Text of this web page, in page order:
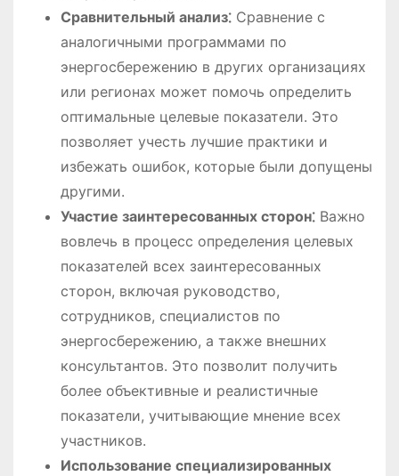
Сравнительный анализ⁚Сравнение с
аналогичными программами по
энергосбережению в других организациях
или регионах может помочь определить
оптимальные целевые показатели. Это
позволяет учесть лучшие практики и
избежать ошибок, которые были допущены
другими.
Участие заинтересованных сторон⁚Важно
вовлечь в процесс определения целевых
показателей всех заинтересованных
сторон, включая руководство,
сотрудников, специалистов по
энергосбережению, а также внешних
консультантов. Это позволит получить
более объективные и реалистичные
показатели, учитывающие мнение всех
участников.
Использование специализированных